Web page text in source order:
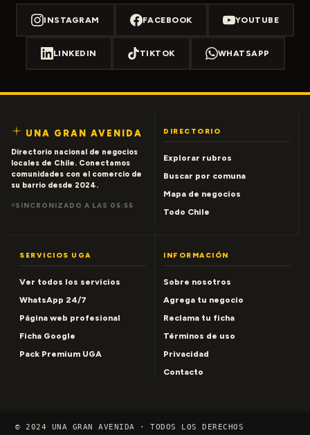
INSTAGRAM FACEBOOK YOUTUBE
LINKEDIN TIKTOK WHATSAPP
UNA GRAN AVENIDA
Directorio nacional de negocios
locales de Chile. Conectamos
comunidades con el comercio de
su barrio desde 2024.
SINCRONIZADO A LAS 05:55
DIRECTORIO
Explorar rubros
Buscar por comuna
Mapa de negocios
Todo Chile
SERVICIOS UGA
Ver todos los servicios
WhatsApp 24/7
Página web profesional
Ficha Google
Pack Premium UGA
INFORMACIÓN
Sobre nosotros
Agrega tu negocio
Reclama tu ficha
Términos de uso
Privacidad
Contacto
© 2024 UNA GRAN AVENIDA · TODOS LOS DERECHOS